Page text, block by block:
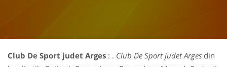
Club De Sport judet Arges : . Club De Sport judet Arges din